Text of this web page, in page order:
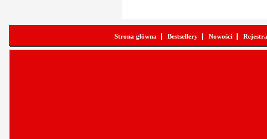
Strona główna Bestsellery Nowości